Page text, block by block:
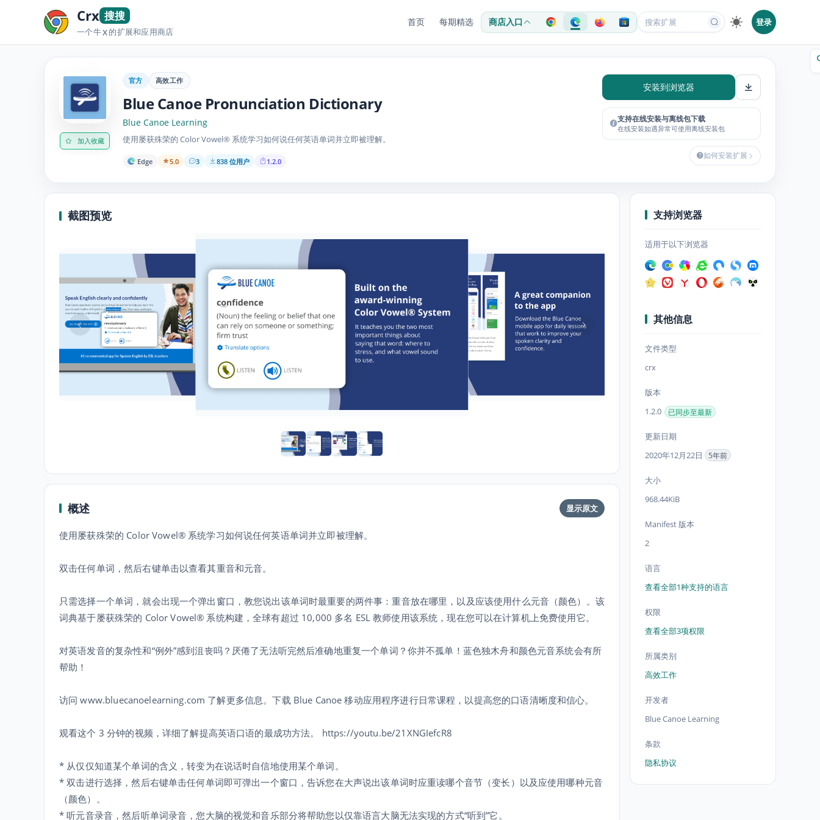
Crx 搜搜
一个牛X的扩展和应用商店
首页 每期精选 商店入口 登录
加入收藏
官方 高效工作
Blue Canoe Pronunciation Dictionary
Blue Canoe Learning
使用屡获殊荣的 Color Vowel®️ 系统学习如何说任何英语单词并立即被理解。
Edge 5.0 3 838 位用户 1.2.0
安装到浏览器
支持在线安装与离线包下载
在线安装如遇异常可使用离线安装包
如何安装扩展
截图预览
概述 显示原文
使用屡获殊荣的 Color Vowel®️ 系统学习如何说任何英语单词并立即被理解。
双击任何单词，然后右键单击以查看其重音和元音。
只需选择一个单词，就会出现一个弹出窗口，教您说出该单词时最重要的两件事：重音放在哪里，以及应该使用什么元音（颜色）。该
词典基于屡获殊荣的 Color Vowel® 系统构建，全球有超过 10,000 多名 ESL 教师使用该系统，现在您可以在计算机上免费使用它。
对英语发音的复杂性和“例外”感到沮丧吗？厌倦了无法听完然后准确地重复一个单词？你并不孤单！蓝色独木舟和颜色元音系统会有所
帮助！
访问 www.bluecanoelearning.com 了解更多信息。下载 Blue Canoe 移动应用程序进行日常课程，以提高您的口语清晰度和信心。
观看这个 3 分钟的视频，详细了解提高英语口语的最成功方法。 https://youtu.be/21XNGIefcR8
* 从仅仅知道某个单词的含义，转变为在说话时自信地使用某个单词。
* 双击进行选择，然后右键单击任何单词即可弹出一个窗口，告诉您在大声说出该单词时应重读哪个音节（变长）以及应使用哪种元音
（颜色）。
* 听元音录音，然后听单词录音，您大脑的视觉和音乐部分将帮助您以仅靠语言大脑无法实现的方式“听到”它。
支持浏览器
适用于以下浏览器
其他信息
文件类型
crx
版本
1.2.0
已同步至最新
更新日期
2020年12月22日
5年前
大小
968.44KiB
Manifest 版本
2
语言
查看全部1种支持的语言
权限
查看全部3项权限
所属类别
高效工作
开发者
Blue Canoe Learning
条款
隐私协议